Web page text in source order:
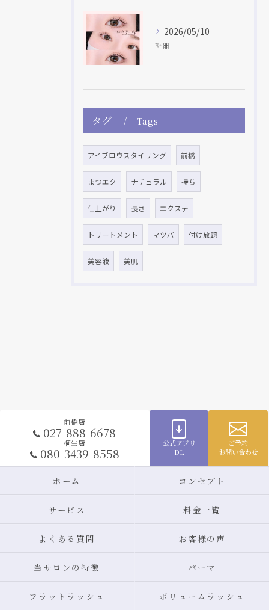
2026/05/10
✨🎀
タグ Tags
アイブロウスタイリング 前橋
まつエク ナチュラル 持ち
仕上がり 長さ エクステ
トリートメント マツパ 付け放題
美容液 美肌
前橋店
027-888-6678
桐生店
080-3439-8558
公式アプリ
DL
ご予約
お問い合わせ
ホーム コンセプト
サービス 料金一覧
よくある質問 お客様の声
当サロンの特徴 パーマ
フラットラッシュ ボリュームラッシュ